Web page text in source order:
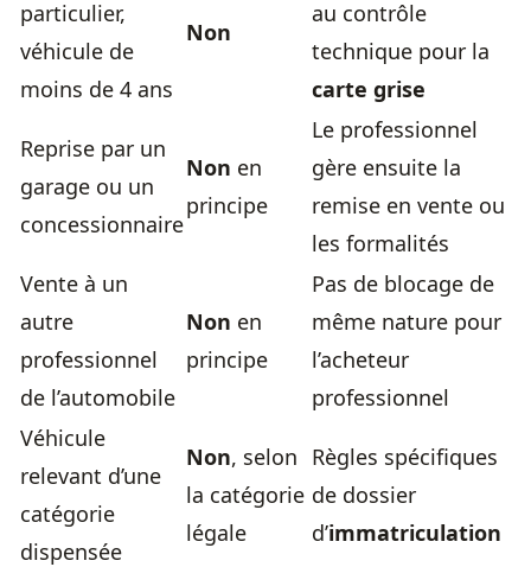
particulier,
véhicule de
moins de 4 ans
Non
au contrôle
technique pour la
carte grise
Reprise par un
garage ou un
concessionnaire
Non en
principe
Le professionnel
gère ensuite la
remise en vente ou
les formalités
Vente à un
autre
professionnel
de l’automobile
Non en
principe
Pas de blocage de
même nature pour
l’acheteur
professionnel
Véhicule
relevant d’une
catégorie
dispensée
Non, selon
la catégorie
légale
Règles spécifiques
de dossier
d’immatriculation